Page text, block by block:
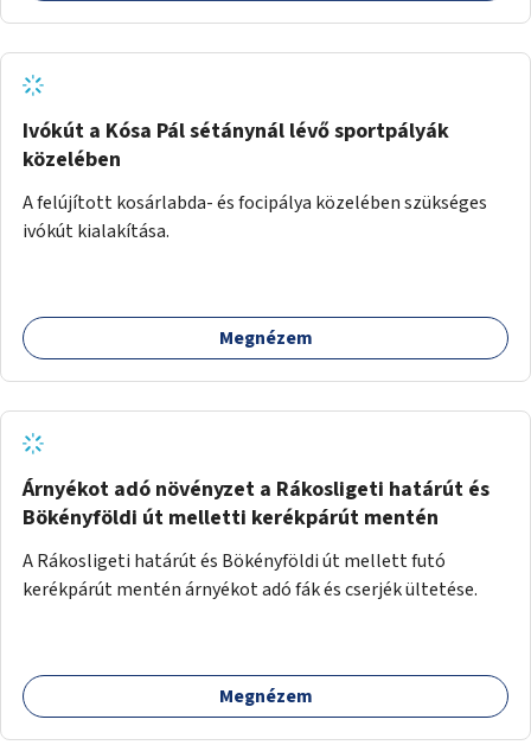
Ivókút a Kósa Pál sétánynál lévő sportpályák
közelében
A felújított kosárlabda- és focipálya közelében szükséges
ivókút kialakítása.
Megnézem
Árnyékot adó növényzet a Rákosligeti határút és
Bökényföldi út melletti kerékpárút mentén
A Rákosligeti határút és Bökényföldi út mellett futó
kerékpárút mentén árnyékot adó fák és cserjék ültetése.
Megnézem